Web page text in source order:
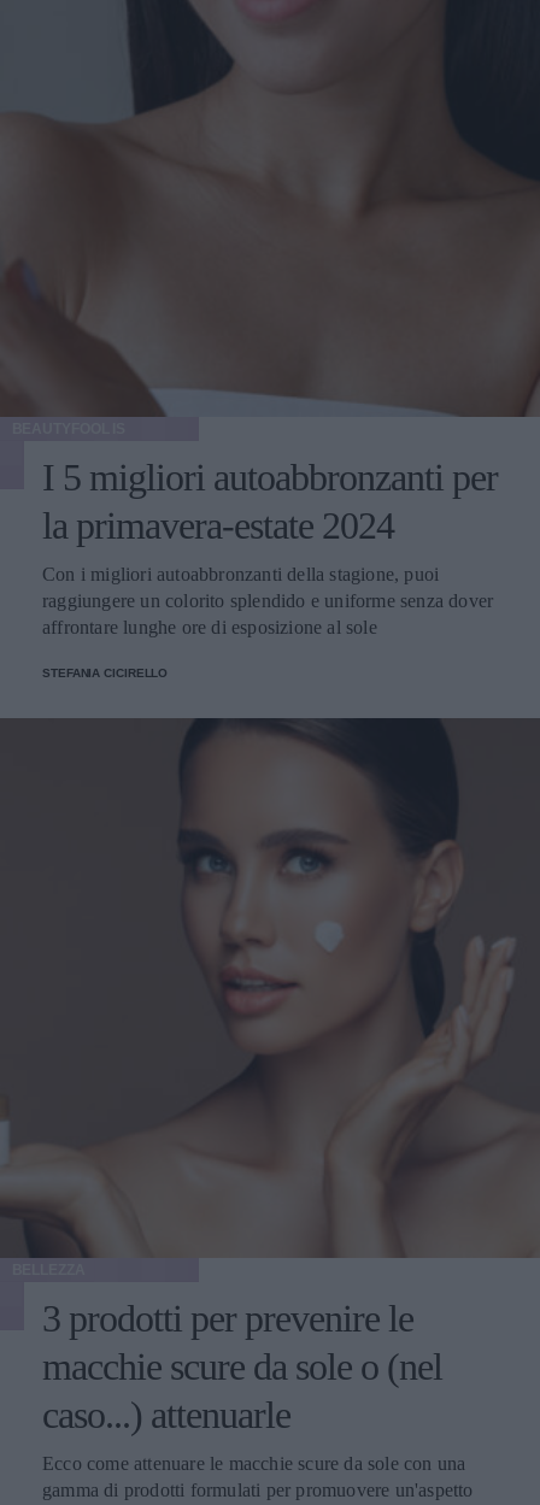
I 5 migliori autoabbronzanti per
la primavera-estate 2024
Con i migliori autoabbronzanti della stagione, puoi
raggiungere un colorito splendido e uniforme senza dover
affrontare lunghe ore di esposizione al sole
STEFANIA CICIRELLO
3 prodotti per prevenire le
macchie scure da sole o (nel
caso...) attenuarle
Ecco come attenuare le macchie scure da sole con una
gamma di prodotti formulati per promuovere un'aspetto